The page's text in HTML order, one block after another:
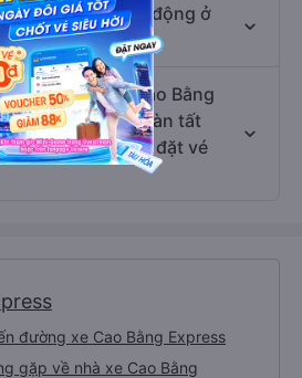
Express hoạt động ở
nào?
tác đặt vé xe Cao Bằng
và hoàn tất
biết được tôi đã đặt vé
đường xe Cao Bằng Express
gặp về nhà xe Cao Bằng